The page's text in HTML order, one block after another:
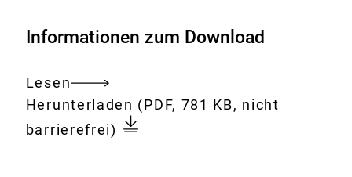
Informationen zum Download
Lesen
Gesamtes
Dokument
Download:
Herunterladen Aufbereitete
Abwässer:
(PDF, 781 KB, nicht
barrierefrei)